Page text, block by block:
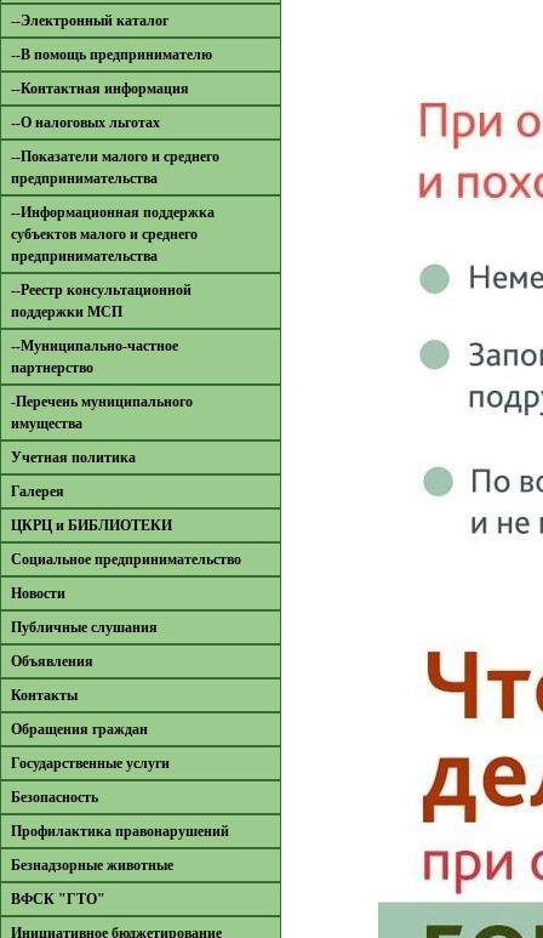
--Электронный каталог
--В помощь предпринимателю
--Контактная информация
--О налоговых льготах
--Показатели малого и среднего
предпринимательства
--Информационная поддержка
субъектов малого и среднего
предпринимательства
--Реестр консультационной
поддержки МСП
--Муниципально-частное
партнерство
-Перечень муниципального
имущества
Учетная политика
Галерея
ЦКРЦ и БИБЛИОТЕКИ
Социальное предпринимательство
Новости
Публичные слушания
Объявления
Контакты
Обращения граждан
Государственные услуги
Безопасность
Профилактика правонарушений
Безнадзорные животные
ВФСК "ГТО"
Инициативное бюджетирование